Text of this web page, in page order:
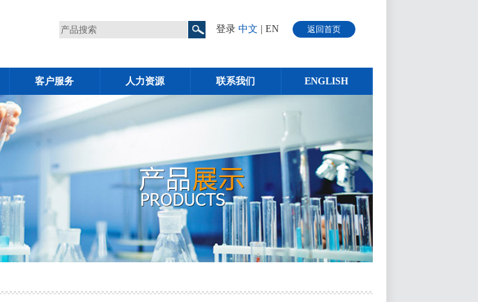
登录 中文 EN 返回首页
客户服务 人力资源 联系我们 ENGLISH